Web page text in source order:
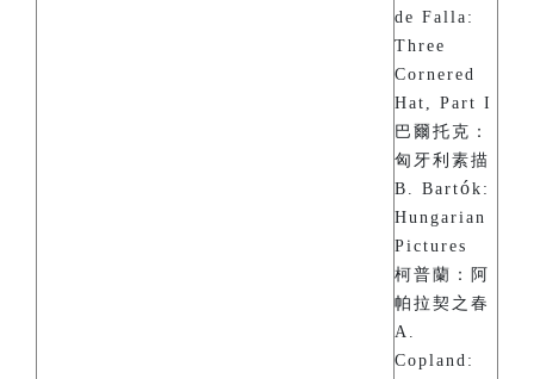
de Falla:
Three
Cornered
Hat, Part I
巴爾托克：
匈牙利素描
B. Bartók:
Hungarian
Pictures
柯普蘭：阿
帕拉契之春
A.
Copland: